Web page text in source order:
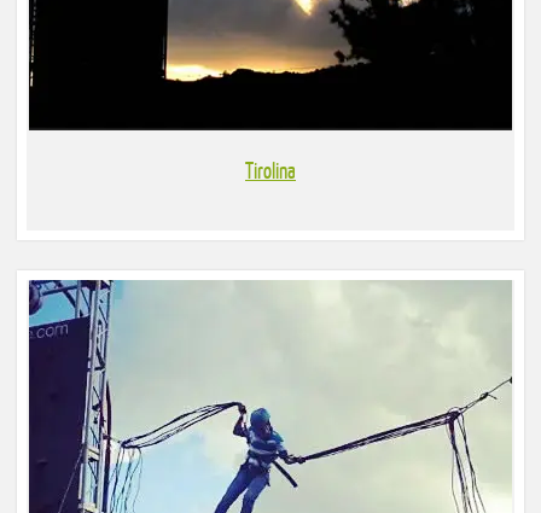
Tirolina